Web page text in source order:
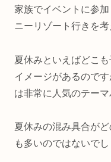
家族でイベントに参
ニーリゾート行きを
夏休みといえばどこ
イメージがあるので
は非常に人気のテーマ
夏休みの混み具合が
も多いのではないでし